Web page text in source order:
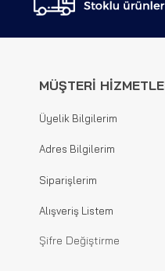
MÜŞTERİ
Üyelik Bilgilerim
Adres Bilgilerim
Siparişlerim
Alışveriş Listem
Şifre Değiştirme